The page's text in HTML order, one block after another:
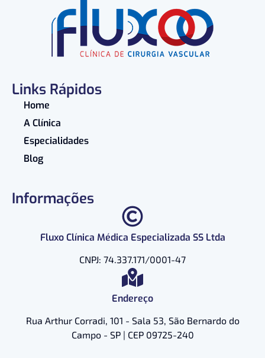
Links Rápidos
Home
A Clínica
Especialidades
Blog
Informações
Fluxo Clínica Médica Especializada SS Ltda
CNPJ: 74.337.171/0001-47
Endereço
Rua Arthur Corradi, 101 - Sala 53, São Bernardo do
Campo - SP | CEP 09725-240